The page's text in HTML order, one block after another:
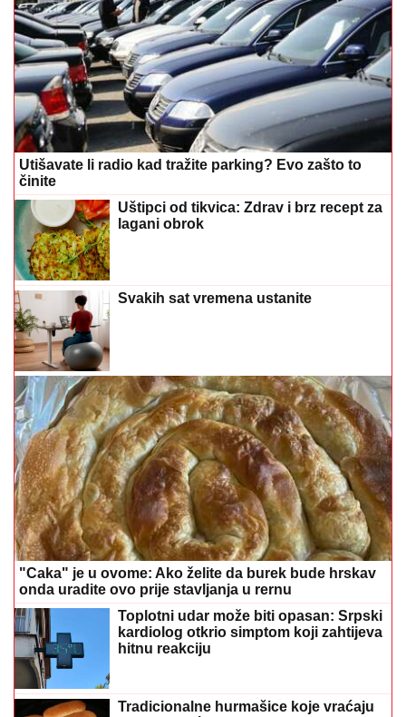
Utišavate li radio kad tražite parking? Evo zašto to
činite
Uštipci od tikvica: Zdrav i brz recept za
lagani obrok
Svakih sat vremena ustanite
"Caka" je u ovome: Ako želite da burek bude hrskav
onda uradite ovo prije stavljanja u rernu
Toplotni udar može biti opasan: Srpski
kardiolog otkrio simptom koji zahtijeva
hitnu reakciju
Tradicionalne hurmašice koje vraćaju